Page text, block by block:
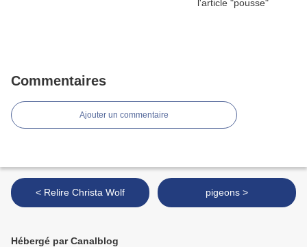
Commentaires
Ajouter un commentaire
< Relire Christa Wolf pigeons >
Hébergé par Canalblog